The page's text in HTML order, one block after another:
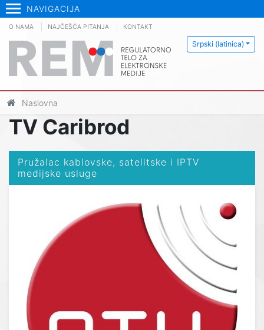
NAVIGACIJA
Srpski (latinica)
O NAMA NAJČEŠĆA PITANJA KONTAKT
Naslovna
TV Caribrod
Pružalac kablovske, satelitske i IPTV
medijske usluge